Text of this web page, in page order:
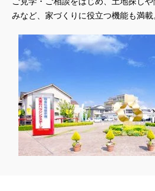
みなど、家づくりに役立つ機能も満載